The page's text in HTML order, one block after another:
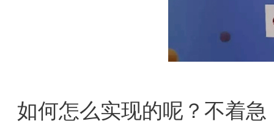
如何怎么实现的呢？不着